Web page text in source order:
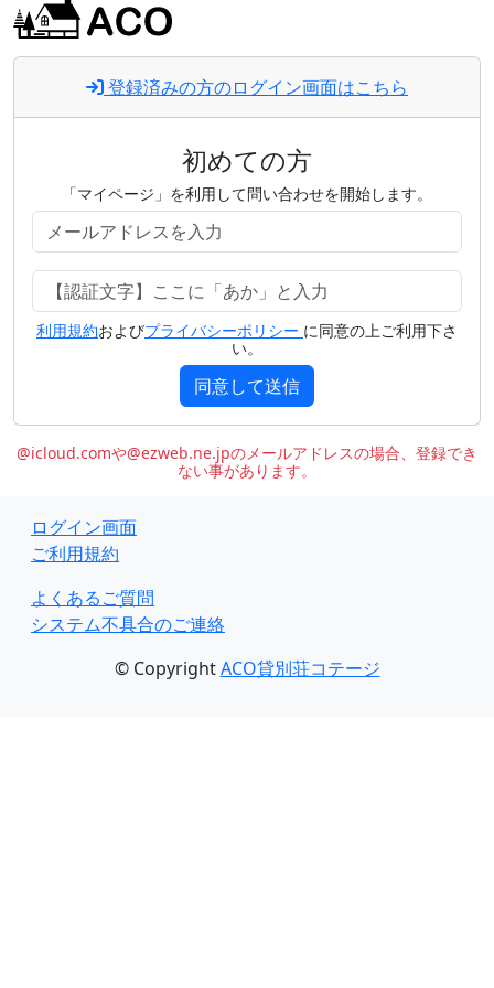
登録済みの方のログイン画面はこちら
初めての方
「マイページ」を利用して問い合わせを開始します。
利用規約およびプライバシーポリシー に同意の上ご利用下さ
い。
同意して送信
@icloud.comや@ezweb.ne.jpのメールアドレスの場合、登録でき
ない事があります。
ログイン画面
ご利用規約
よくあるご質問
システム不具合のご連絡
© CopyrightACO貸別荘コテージ